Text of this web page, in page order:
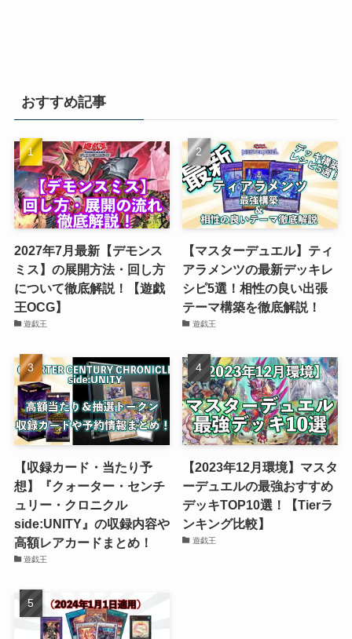
おすすめ記事
2027年7月最新【デモンス
ミス】の展開方法・回し方
について徹底解説！【遊戯
王OCG】
遊戯王
【マスターデュエル】ティ
アラメンツの最新デッキレ
シピ5選！相性の良い出張
テーマ構築を徹底解説！
遊戯王
【収録カード・当たり予
想】『クォーター・センチ
ュリー・クロニクル
side:UNITY』の収録内容や
高額レアカードまとめ！
遊戯王
【2023年12月環境】マスタ
ーデュエルの最強おすすめ
デッキTOP10選！【Tierラ
ンキング比較】
遊戯王